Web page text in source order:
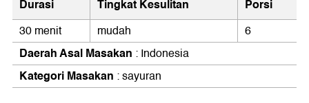
Durasi Tingkat Kesulitan Porsi
30 menit mudah 6
Daerah Asal Masakan : Indonesia
Kategori Masakan : sayuran